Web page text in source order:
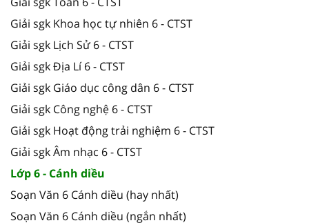
Giải sgk Khoa học tự nhiên 6 - CTST
Giải sgk Lịch Sử 6 - CTST
Giải sgk Địa Lí 6 - CTST
Giải sgk Giáo dục công dân 6 - CTST
Giải sgk Công nghệ 6 - CTST
Giải sgk Hoạt động trải nghiệm 6 - CTST
Giải sgk Âm nhạc 6 - CTST
Lớp 6 - Cánh diều
Soạn Văn 6 Cánh diều (hay nhất)
Soạn Văn 6 Cánh diều (ngắn nhất)